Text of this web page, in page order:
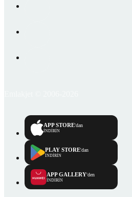
APP STORE'dan
İNDİRİN
PLAY STORE'dan
İNDİRİN
APP GALLERY'den
İNDİRİN